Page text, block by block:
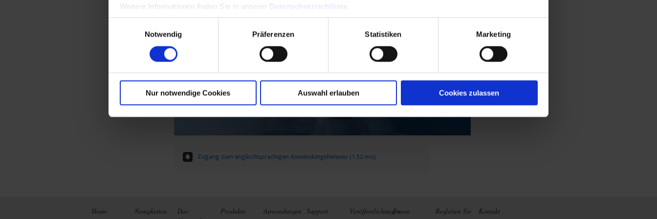
Weitere Informationen finden Sie in unserer Datenschutzrichtlinie
Notwendig
Präferenzen Statistiken Marketing
Nur notwendige Cookies Auswahl erlauben Cookies zulassen
Zugang zum englischsprachigen Anwendungshinweis (1.52 mo)
Home Neuigkeiten
Das
Produkte Anwendungen Support VeröffentlichungenPresse
Begleiten Sie
Kontakt